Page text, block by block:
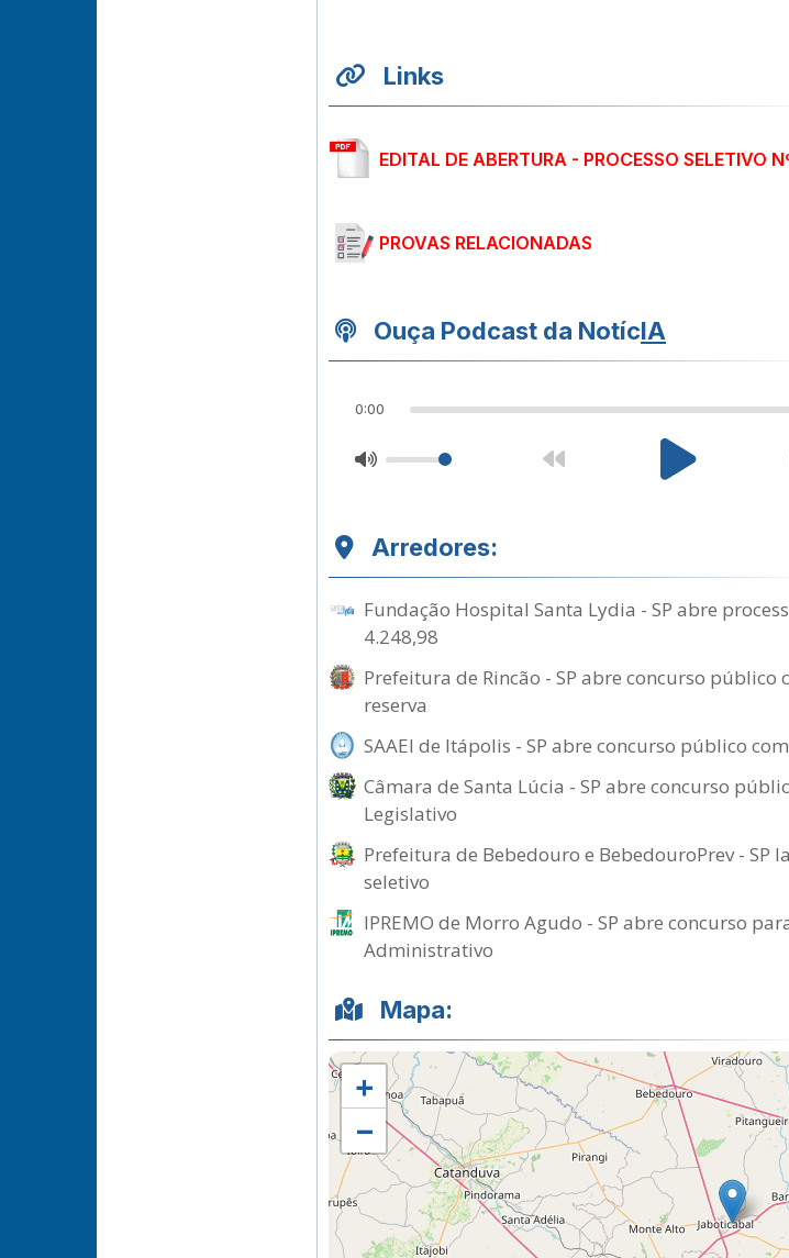
Links
EDITAL DE ABERTURA - PROCESSO SELETIVO
PROVAS RELACIONADAS
Ouça Podcast da NotícIA
0:00
Arredores:
Fundação Hospital Santa Lydia - SP abre
4.248,98
Prefeitura de Rincão - SP abre concurso
reserva
SAAEI de Itápolis - SP abre concurso público
Câmara de Santa Lúcia - SP abre concurso
Legislativo
Prefeitura de Bebedouro e BebedouroPrev - SP
seletivo
IPREMO de Morro Agudo - SP abre concurso
Administrativo
Mapa:
+
−